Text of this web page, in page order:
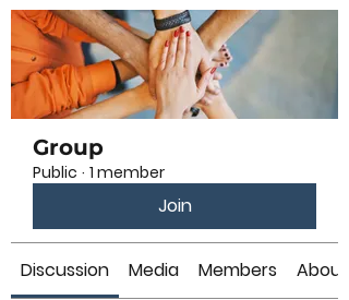
Group
Public · 1 member
Join
Discussion Media Members About